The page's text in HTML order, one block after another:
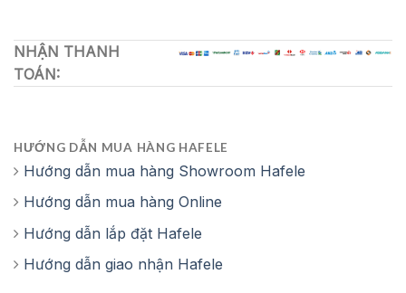
NHẬN THANH
TOÁN:
HƯỚNG DẪN MUA HÀNG HAFELE
Hướng dẫn mua hàng Showroom Hafele
Hướng dẫn mua hàng Online
Hướng dẫn lắp đặt Hafele
Hướng dẫn giao nhận Hafele